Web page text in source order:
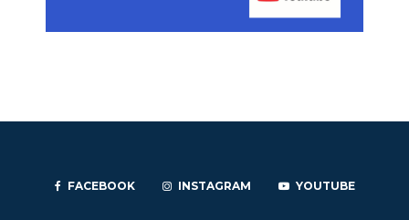
FACEBOOK INSTAGRAM YOUTUBE